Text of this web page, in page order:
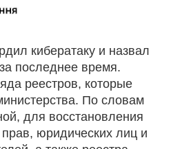
кибератаку и назвал
последнее время.
реестров, которые
По словам
для восстановления
юридических лиц и